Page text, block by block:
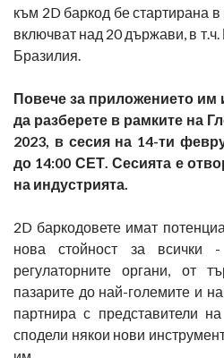
към 2D баркод бе стартирана
включват над 20 държави, в
Бразилия.
Повече за приложението
да разберете в рамките на
2023, в сесия на 14-ти
до 14:00 СЕТ. Сесията е
на индустрията.
2D баркодовете имат
нова стойност за всички
регулаторните органи, от
пазарите до най-големите и
партнира с представители
сподели някои нови